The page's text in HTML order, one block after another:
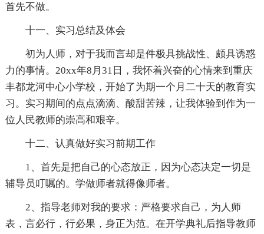
首先不做。
十一、实习总结及体会
初为人师，对于我而言却是件极具挑战性、颇具诱惑
力的事情。20xx年8月31日，我怀着兴奋的心情来到重庆
丰都龙河中心小学校，开始了为期一个月二十天的教育实
习。实习期间的点点滴滴、酸甜苦辣，让我体验到作为一
位人民教师的崇高和艰辛。
十二、认真做好实习前期工作
1、首先是把自己的心态放正，因为心态决定一切是
辅导员叮嘱的。学做师者就得像师者。
2、指导老师对我的要求：严格要求自己，为人师
表，言必行，行必果，身正为范。在开学典礼后指导教师